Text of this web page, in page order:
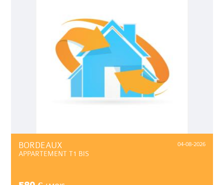
04-08-2026
BORDEAUX
APPARTEMENT T1 BIS